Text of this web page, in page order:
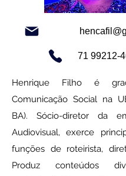
71 99212-
Henrique Filho é
Comunicação Social na
BA). Sócio-diretor da
Audiovisual, exerce
funções de roteirista,
Produz conteúdos